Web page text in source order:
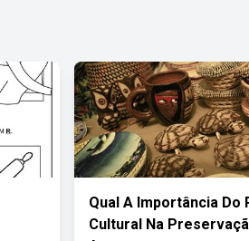
Qual A Importância Do
Cultural Na